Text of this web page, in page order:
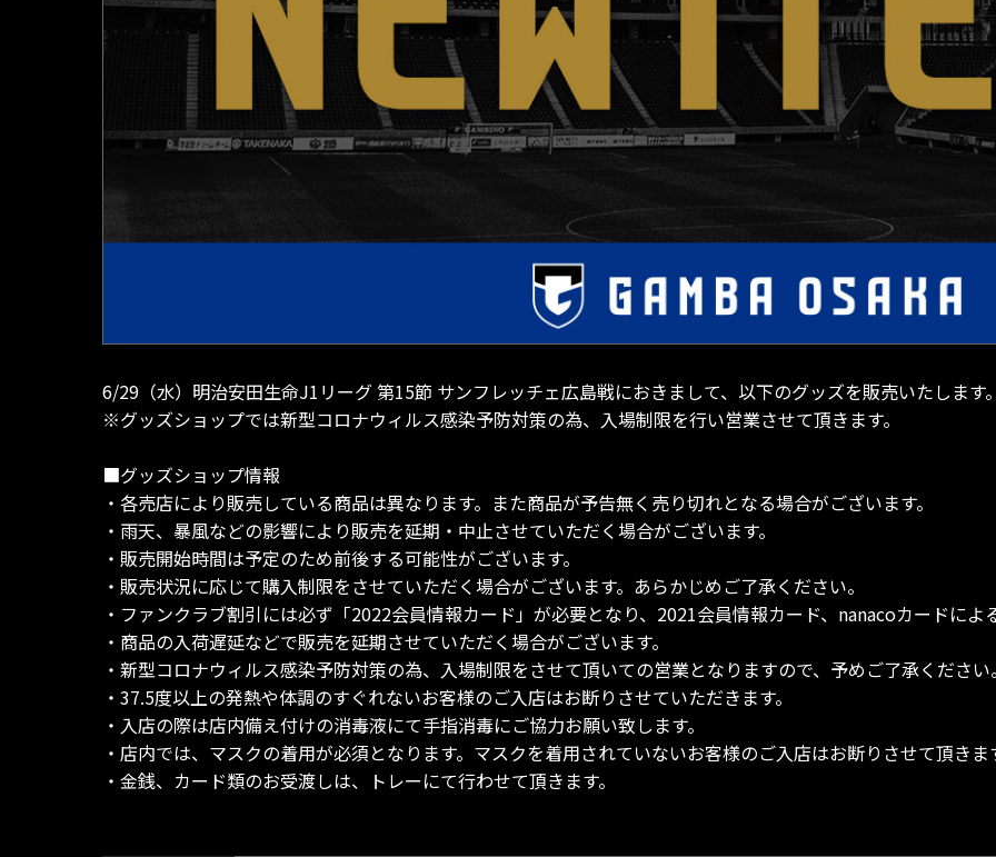
6/29（水）明治安田生命J1リーグ 第15節 サンフレッチェ広島戦におきまして、以下のグッズを販売いたします
※グッズショップでは新型コロナウィルス感染予防対策の為、入場制限を行い営業させて頂きます。
■グッズショップ情報
・各売店により販売している商品は異なります。また商品が予告無く売り切れとなる場合がございます。
・雨天、暴風などの影響により販売を延期・中止させていただく場合がございます。
・販売開始時間は予定のため前後する可能性がございます。
・販売状況に応じて購入制限をさせていただく場合がございます。あらかじめご了承ください。
・ファンクラブ割引には必ず「2022会員情報カード」が必要となり、2021会員情報カード、nanacoカードによ
・商品の入荷遅延などで販売を延期させていただく場合がございます。
・新型コロナウィルス感染予防対策の為、入場制限をさせて頂いての営業となりますので、予めご了承ください
・37.5度以上の発熱や体調のすぐれないお客様のご入店はお断りさせていただきます。
・入店の際は店内備え付けの消毒液にて手指消毒にご協力お願い致します。
・店内では、マスクの着用が必須となります。マスクを着用されていないお客様のご入店はお断りさせて頂きま
・金銭、カード類のお受渡しは、トレーにて行わせて頂きます。